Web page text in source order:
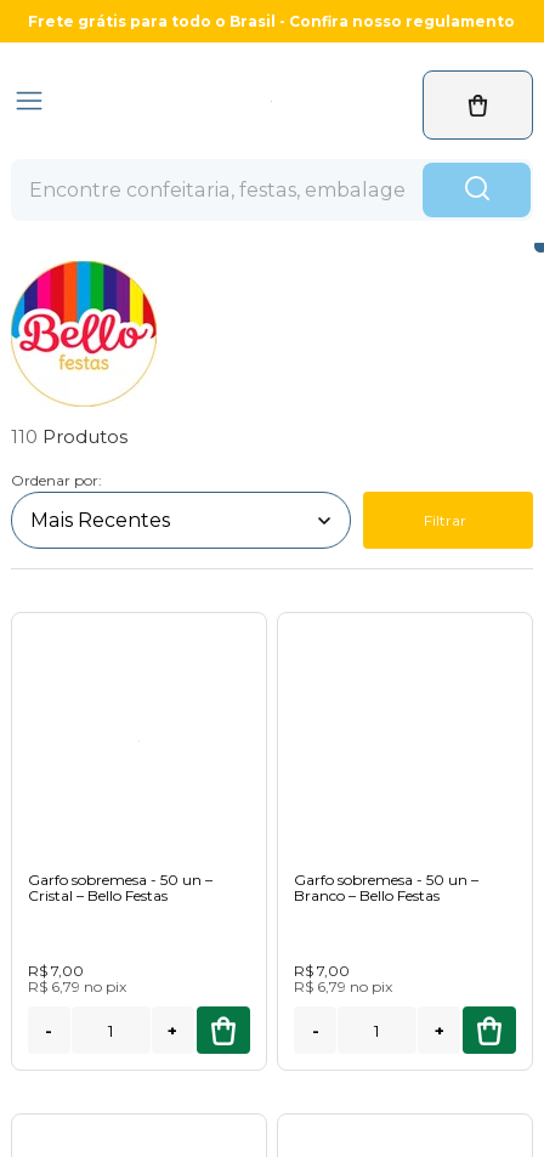
Frete grátis para todo o Brasil - Confira nosso regulamento
110
Ordenar por:
Filtrar
Garfo sobremesa - 50 un –
Cristal – Bello Festas
R$ 7,00
R$ 6,79 no pix
- +
Garfo sobremesa - 50 un –
Branco – Bello Festas
R$ 7,00
R$ 6,79 no pix
- +